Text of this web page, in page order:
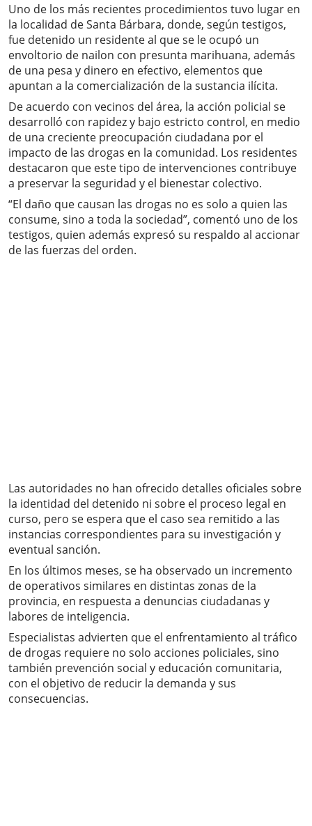
Uno de los más recientes procedimientos tuvo lugar en
la localidad de Santa Bárbara, donde, según testigos,
fue detenido un residente al que se le ocupó un
envoltorio de nailon con presunta marihuana, además
de una pesa y dinero en efectivo, elementos que
apuntan a la comercialización de la sustancia ilícita.
De acuerdo con vecinos del área, la acción policial se
desarrolló con rapidez y bajo estricto control, en medio
de una creciente preocupación ciudadana por el
impacto de las drogas en la comunidad. Los residentes
destacaron que este tipo de intervenciones contribuye
a preservar la seguridad y el bienestar colectivo.
“El daño que causan las drogas no es solo a quien las
consume, sino a toda la sociedad”, comentó uno de los
testigos, quien además expresó su respaldo al accionar
de las fuerzas del orden.
Las autoridades no han ofrecido detalles oficiales sobre
la identidad del detenido ni sobre el proceso legal en
curso, pero se espera que el caso sea remitido a las
instancias correspondientes para su investigación y
eventual sanción.
En los últimos meses, se ha observado un incremento
de operativos similares en distintas zonas de la
provincia, en respuesta a denuncias ciudadanas y
labores de inteligencia.
Especialistas advierten que el enfrentamiento al tráfico
de drogas requiere no solo acciones policiales, sino
también prevención social y educación comunitaria,
con el objetivo de reducir la demanda y sus
consecuencias.